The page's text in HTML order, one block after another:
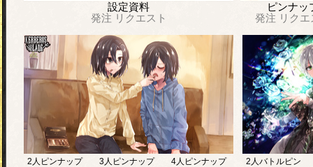
設定資料
発注 リクエスト
ピンナッ
発注 リク
2人ピンナップ
3人ピンナップ
4人ピンナップ
2人バトルピン